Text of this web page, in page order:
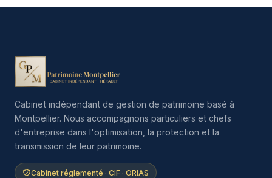
Cabinet indépendant de gestion de patrimoine basé à
Montpellier. Nous accompagnons particuliers et chefs
d'entreprise dans l'optimisation, la protection et la
transmission de leur patrimoine.
Cabinet réglementé · CIF · ORIAS